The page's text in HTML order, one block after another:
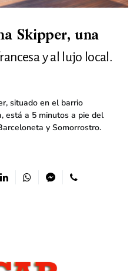
Skipper, una
y al lujo local.
situado en el barrio
está a 5 minutos a pie del
y Somorrostro.